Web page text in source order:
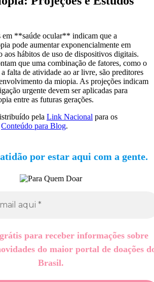
em **saúde ocular** indicam que a
pode aumentar exponencialmente em
aos hábitos de uso de dispositivos digitais.
que uma combinação de fatores, como o
falta de atividade ao ar livre, são preditores
da miopia. As projeções indicam
urgente devem ser aplicadas para
entre as futuras gerações.
pela Link Nacional para os
Conteúdo para Blog.
por estar aqui com a gente.
para receber informações sobre
do maior portal de doações
Brasil.